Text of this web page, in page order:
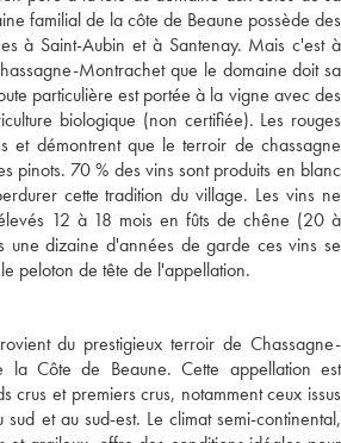
familial de la côte de Beaune possède des
à Saint-Aubin et à Santenay. Mais c'est à
Montrachet que le domaine doit sa
particulière est portée à la vigne avec des
biologique (non certifiée). Les rouges
et démontrent que le terroir de chassagne
pinots. 70 % des vins sont produits en blanc
cette tradition du village. Les vins ne
12 à 18 mois en fûts de chêne (20 à
une dizaine d'années de garde ces vins se
peloton de tête de l'appellation.
du prestigieux terroir de Chassagne-
Côte de Beaune. Cette appellation est
crus et premiers crus, notamment ceux issus
et au sud-est. Le climat semi-continental,